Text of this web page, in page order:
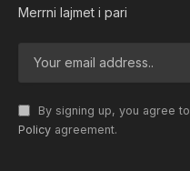
Merrni lajmet i pari
By signing up, you agree
Policy agreement.